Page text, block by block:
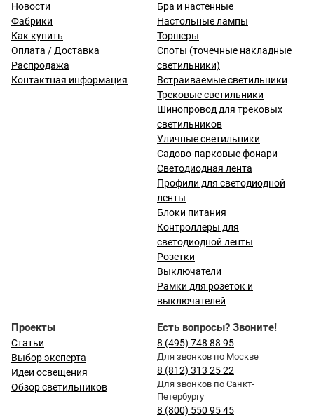
Новости
Фабрики
Как купить
Оплата / Доставка
Распродажа
Контактная информация
Бра и настенные
Настольные лампы
Торшеры
Споты (точечные накладные
светильники)
Встраиваемые светильники
Трековые светильники
Шинопровод для трековых
светильников
Уличные светильники
Садово-парковые фонари
Светодиодная лента
Профили для светодиодной
ленты
Блоки питания
Контроллеры для
светодиодной ленты
Розетки
Выключатели
Рамки для розеток и
выключателей
Проекты
Статьи
Выбор эксперта
Идеи освещения
Обзор светильников
Есть вопросы? Звоните!
8 (495) 748 88 95
Для звонков по Москве
8 (812) 313 25 22
Для звонков по Санкт-
Петербургу
8 (800) 550 95 45